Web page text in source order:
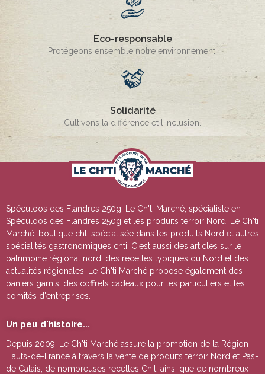
Eco-responsable
Protégeons ensemble notre environnement.
Solidarité
Cultivons la différence et l'inclusion.
Spéculoos des Flandres 250g . Le Ch'ti Marché, spécialiste en
Spéculoos des Flandres 250g et les produits terroir Nord. Le Ch'ti
Marché, boutique chti spécialisée dans les produits Nord et autres
spécialités gastronomiques chti. C'est aussi des articles sur le
patrimoine régional nord, des recettes typiques du Nord et des
actualités régionales. Le Ch'ti Marché propose également des
paniers garnis, des coffrets cadeaux pour les particuliers et les
comités d'entreprises.
Un peu d'histoire...
Depuis 2009, Le Ch'ti Marché assure la promotion de la Région
Hauts-de-France à travers la vente de produits terroir Nord et Pas-
de Calais , de nombreuses recettes Ch'ti ainsi que de nombreux